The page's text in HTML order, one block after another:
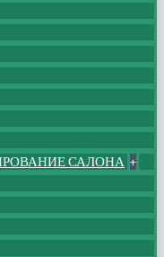
САЛОНА +